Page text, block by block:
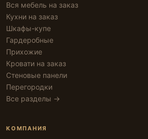
Вся мебель на заказ
Кухни на заказ
Шкафы-купе
Гардеробные
Прихожие
Кровати на заказ
Стеновые панели
Перегородки
Все разделы →
КОМПАНИЯ